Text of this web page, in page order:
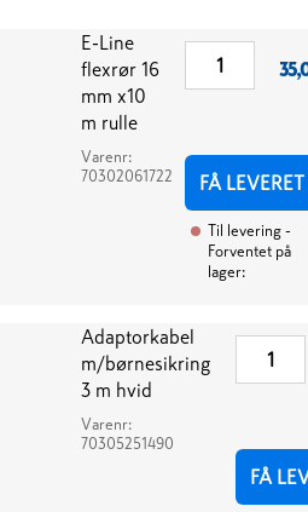
E-Line
flexrør 16
mm x10
m rulle
Varenr:
70302061722
FÅ LEVERET
Til levering -
Forventet på
lager:
Adaptorkabel
m/børnesikring
3 m hvid
Varenr:
70305251490
FÅ